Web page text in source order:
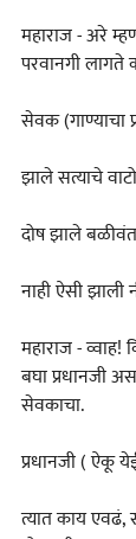
महाराज - अरे
परवानगी लागते
सेवक (गाण्याचा
झाले सत्याचे
दोष झाले
नाही ऐसी झाली
महाराज - व्वाह!
बघा प्रधानजी
सेवकाचा.
प्रधानजी ( ऐकू
त्यात काय